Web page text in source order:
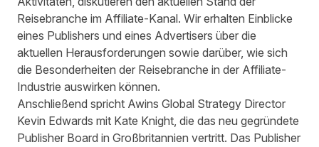
Reisebranche im Affiliate-Kanal. Wir erhalten Einblicke
eines Publishers und eines Advertisers über die
aktuellen Herausforderungen sowie darüber, wie sich
die Besonderheiten der Reisebranche in der Affiliate-
Industrie auswirken können.
Anschließend spricht Awins Global Strategy Director
Kevin Edwards mit Kate Knight, die das neu gegründete
Publisher Board in Großbritannien vertritt. Das Publisher